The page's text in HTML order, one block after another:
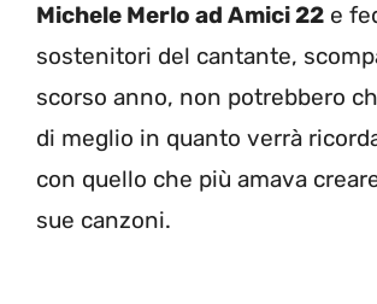
Michele Merlo ad Amici 22 e
sostenitori del cantante,
scorso anno, non potrebbero
di meglio in quanto verrà
con quello che più amava
sue canzoni.